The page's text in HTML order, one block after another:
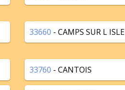
33660 - CAMPS SUR L ISLE
33760 - CANTOIS